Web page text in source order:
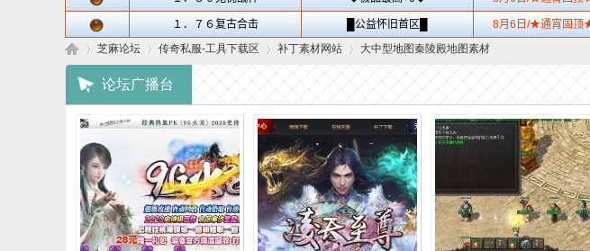
»
芝麻论坛
›
传奇私服-工具下载区
›
补丁素材网站
›
大中型地图秦陵殿地图素材
论坛广播台